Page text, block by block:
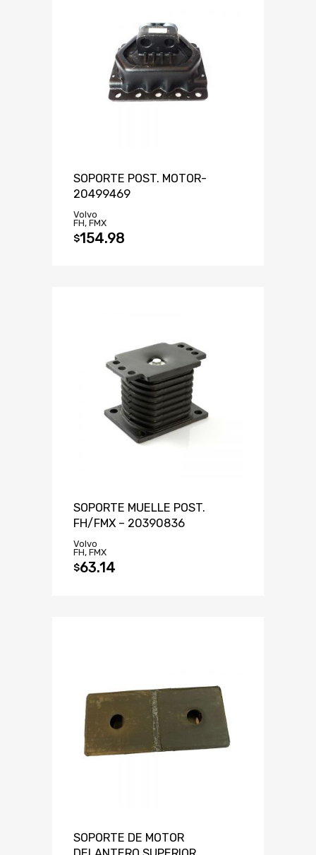
SOPORTE POST. MOTOR-
20499469
Volvo
FH, FMX
$154.98
SOPORTE MUELLE POST.
FH/FMX – 20390836
Volvo
FH, FMX
$63.14
SOPORTE DE MOTOR